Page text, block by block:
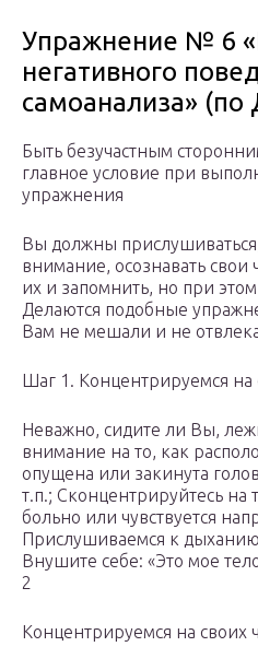
Упражнение № 6
негативного
самоанализа» (по
Быть безучастным
главное условие при
упражнения
Вы должны
внимание, осознавать свои
их и запомнить, но при
Делаются подобные
Вам не мешали и не
Шаг 1. Концентрируемся
Неважно, сидите ли Вы,
внимание на то, как
опущена или закинута
т.п.; Сконцентрируйтесь на
больно или чувствуется
Прислушиваемся к
Внушите себе: «Это мое
2
Концентрируемся на своих